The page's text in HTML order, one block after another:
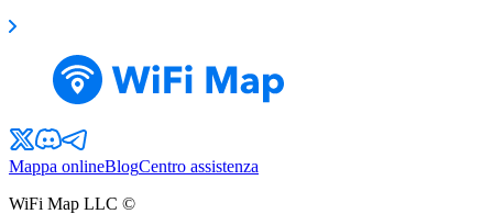
Mappa onlineBlogCentro assistenza
WiFi Map LLC ©